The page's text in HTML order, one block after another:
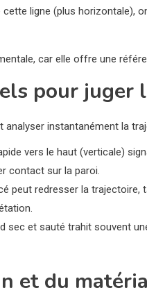
cette ligne (plus horizontale),
car elle offre une
pour juger
analyser instantanément la
vers le haut (verticale)
contact sur la paroi.
peut redresser la trajectoire,
sec et sauté trahit souvent
et du